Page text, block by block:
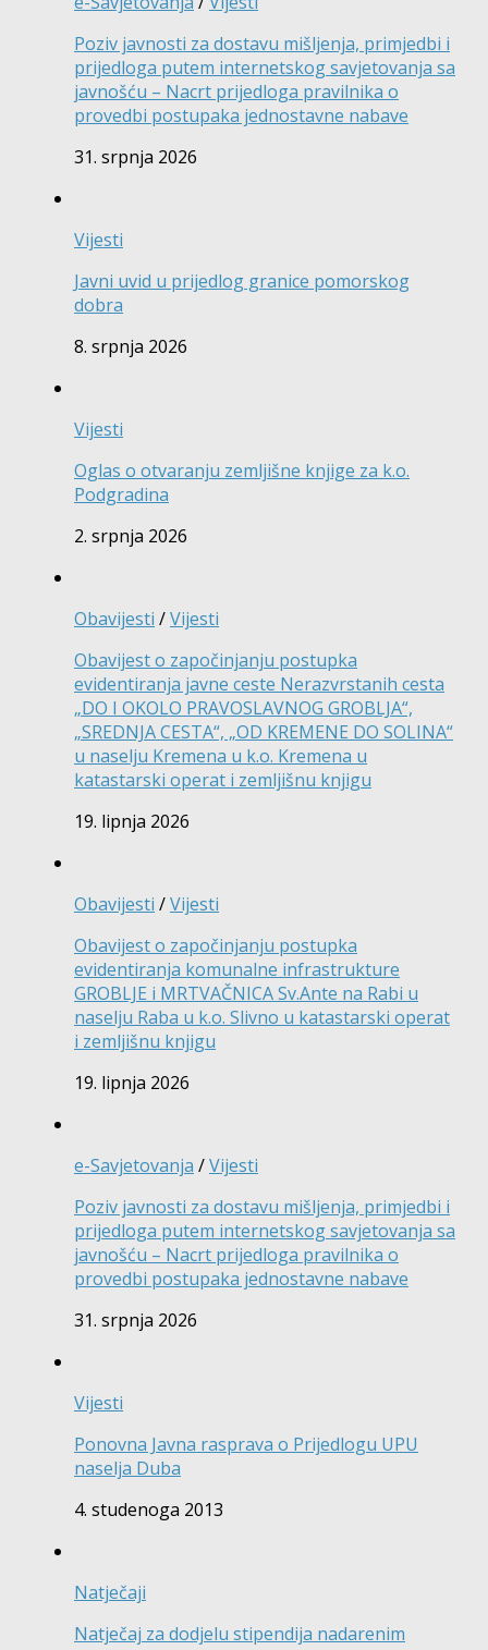
Poziv javnosti za dostavu mišljenja, primjedbi i
prijedloga putem internetskog savjetovanja sa
javnošću – Nacrt prijedloga pravilnika o
provedbi postupaka jednostavne nabave
31. srpnja 2026
Vijesti
Javni uvid u prijedlog granice pomorskog
dobra
8. srpnja 2026
Vijesti
Oglas o otvaranju zemljišne knjige za k.o.
Podgradina
2. srpnja 2026
Obavijesti /Vijesti
Obavijest o započinjanju postupka
evidentiranja javne ceste Nerazvrstanih cesta
„DO I OKOLO PRAVOSLAVNOG GROBLJA“,
„SREDNJA CESTA“, „OD KREMENE DO SOLINA“
u naselju Kremena u k.o. Kremena u
katastarski operat i zemljišnu knjigu
19. lipnja 2026
Obavijesti /Vijesti
Obavijest o započinjanju postupka
evidentiranja komunalne infrastrukture
GROBLJE i MRTVAČNICA Sv.Ante na Rabi u
naselju Raba u k.o. Slivno u katastarski operat
i zemljišnu knjigu
19. lipnja 2026
e-Savjetovanja /Vijesti
Poziv javnosti za dostavu mišljenja, primjedbi i
prijedloga putem internetskog savjetovanja sa
javnošću – Nacrt prijedloga pravilnika o
provedbi postupaka jednostavne nabave
31. srpnja 2026
Vijesti
Ponovna Javna rasprava o Prijedlogu UPU
naselja Duba
4. studenoga 2013
Natječaji
Natječaj za dodjelu stipendija nadarenim